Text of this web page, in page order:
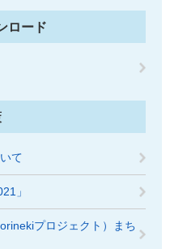
ロード
て
」
プロジェクト）まち